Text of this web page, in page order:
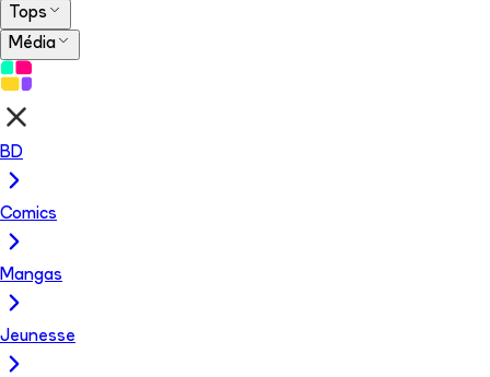
Tops
Média
BD
Comics
Mangas
Jeunesse